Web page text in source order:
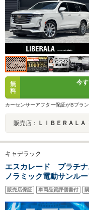
無
料
今
カーセンサーアフター保証がBプラ
販売店： ＬＩＢＥＲＡＬ
キャデラック
エスカレード プラチ
ノラミック電動サンル
システム 後席エンタ
有 冷蔵庫 社外デジ
レーダー
販売店保証 車両品質評価書付